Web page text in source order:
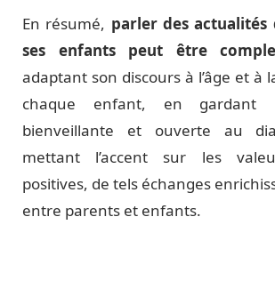
En résumé, parler des actualités
ses enfants peut être
adaptant son discours à l’âge et à
chaque enfant, en gardant
bienveillante et ouverte au
mettant l’accent sur les
positives, de tels échanges
entre parents et enfants.